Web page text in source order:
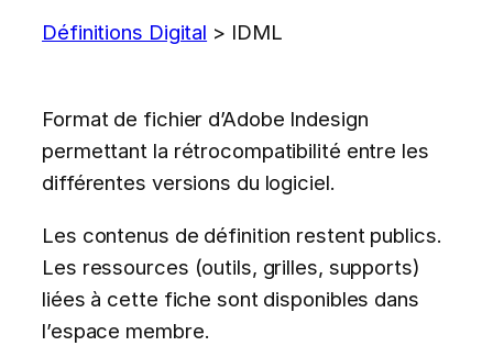
Définitions Digital > IDML
Format de fichier d’Adobe Indesign
permettant la rétrocompatibilité entre les
différentes versions du logiciel.
Les contenus de définition restent publics.
Les ressources (outils, grilles, supports)
liées à cette fiche sont disponibles dans
l’espace membre.